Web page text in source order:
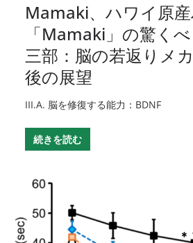
Mamaki、ハワイ原
「Mamaki」の驚く
三部：脳の若返りメ
後の展望
III.A. 脳を修復する能力：BDNF
続きを読む